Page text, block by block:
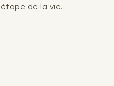
étape de la vie.